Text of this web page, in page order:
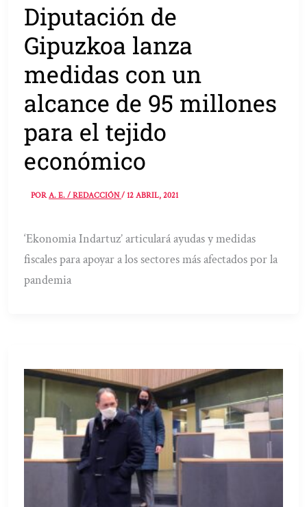
Diputación de
Gipuzkoa lanza
medidas con un
alcance de 95 millones
para el tejido
económico
PORA. E. / REDACCIÓN/12 ABRIL, 2021
‘Ekonomia Indartuz’ articulará ayudas y medidas
fiscales para apoyar a los sectores más afectados por la
pandemia